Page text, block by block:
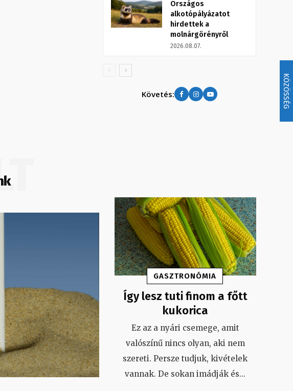
KÖZÖSSÉG
Országos
alkotópályázatot
hirdettek a
molnárgörényről
2026.08.07.
Követés:
GASZTRONÓMIA
Így lesz tuti finom a főtt
kukorica
Ez az a nyári csemege, amit
valószínű nincs olyan, aki nem
szereti. Persze tudjuk, kivételek
vannak. De sokan imádják és...